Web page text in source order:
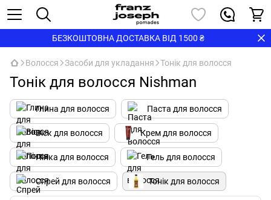
БЕЗКОШТОВНА ДОСТАВКА ВІД 1500 ₴
Волосся Засоби для укладання Тонік для волосся
Тонік для волосся Nishman
Глина для волосся Паста для волосся
Віск для волосся Крем для волосся
Пінка для волосся Гель для волосся
Спрей для волосся Тонік для волосся